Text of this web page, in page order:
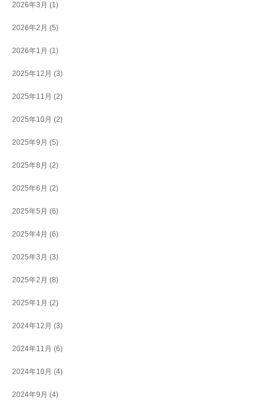
2026年3月 (1)
2026年2月 (5)
2026年1月 (1)
2025年12月 (3)
2025年11月 (2)
2025年10月 (2)
2025年9月 (5)
2025年8月 (2)
2025年6月 (2)
2025年5月 (6)
2025年4月 (6)
2025年3月 (3)
2025年2月 (8)
2025年1月 (2)
2024年12月 (3)
2024年11月 (6)
2024年10月 (4)
2024年9月 (4)